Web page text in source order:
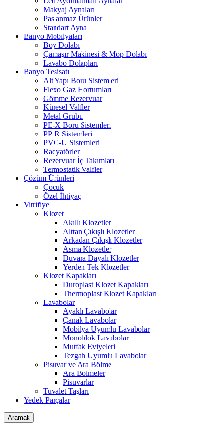
Makyaj Aynaları
Paslanmaz Ürünler
Standart Ayna
Banyo Mobilyaları
Boy Dolabı
Çamaşır Makinesi & Mop Dolabı
Lavabo Dolapları
Banyo Tesisatı
Alt Yapı Boru Sistemleri
Flexo Gaz Hortumları
Gömme Rezervuar
Küresel Valfler
Metal Grubu
PE-X Boru Sistemleri
PP-R Sistemleri
PVC-U Sistemleri
Radyatörler
Rezervuar İç Takımları
Termostatik Valfler
Çözüm Ürünleri
Çocuk
Özel İhtiyaç
Vitrifiye
Klozet
Akıllı Klozetler
Alttan Çıkışlı Klozetler
Arkadan Çıkışlı Klozetler
Asma Klozetler
Duvara Dayalı Klozetler
Yerden Tek Klozetler
Klozet Kapakları
Duroplast Klozet Kapakları
Thermoplast Klozet Kapakları
Lavabolar
Ayaklı Lavabolar
Çanak Lavabolar
Mobilya Uyumlu Lavabolar
Monoblok Lavabolar
Mutfak Eviyeleri
Tezgah Uyumlu Lavabolar
Pisuvar ve Ara Bölme
Ara Bölmeler
Pisuvarlar
Tuvalet Taşları
Yedek Parçalar
Aramak